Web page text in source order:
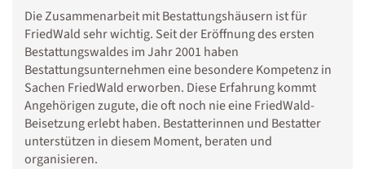
Die Zusammenarbeit mit Bestattungshäusern ist für
FriedWald sehr wichtig. Seit der Eröffnung des ersten
Bestattungswaldes im Jahr 2001 haben
Bestattungsunternehmen eine besondere Kompetenz in
Sachen FriedWald erworben. Diese Erfahrung kommt
Angehörigen zugute, die oft noch nie eine FriedWald-
Beisetzung erlebt haben. Bestatterinnen und Bestatter
unterstützen in diesem Moment, beraten und
organisieren.